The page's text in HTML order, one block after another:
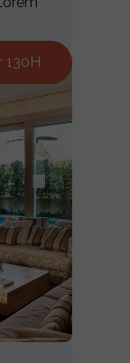
130H